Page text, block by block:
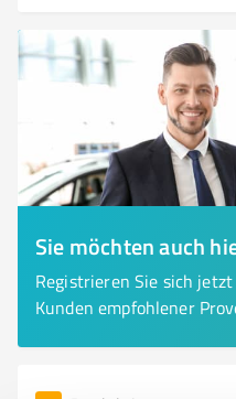
Sie möchten auch
Registrieren Sie sich
Kunden empfohlener